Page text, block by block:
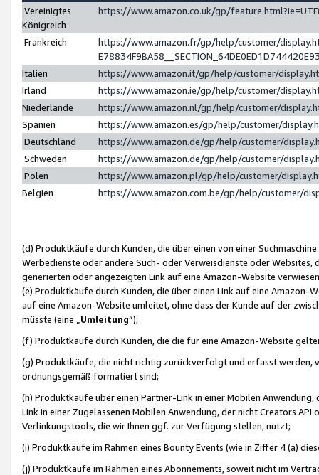
Vereinigtes
Königreich
https://www.amazon.co.uk/gp/
Frankreich
https://www.amazon.fr/gp/help/customer/
Italien
https://www.amazon.it/gp/help/customer/
Irland
https://www.amazon.ie/gp/help/customer/
Niederlande
https://www.amazon.nl/gp/help/customer/
Spanien
https://www.amazon.es/gp/help/customer/
Deutschland
https://www.amazon.de/gp/help/customer/
Schweden
https://www.amazon.de/gp/help/customer/
Polen
https://www.amazon.pl/gp/help/customer/
Belgien
https://www.amazon.com.be/gp/help/customer/
(d) Produktkäufe durch Kunden, die über einen von einer
Werbedienste oder andere Such- oder Verweisdienste oder Websites,
generierten oder angezeigten Link auf eine Amazon-Website
(e) Produktkäufe durch Kunden, die über einen Link auf eine
auf eine Amazon-Website umleitet, ohne dass der Kunde auf der
müsste (eine „ Umleitung“);
(f) Produktkäufe durch Kunden, die die für eine Amazon-Website
(g) Produktkäufe, die nicht richtig zurückverfolgt und erfasst werden,
ordnungsgemäß formatiert sind;
(h) Produktkäufe über einen Partner-Link in einer Mobilen
Link in einer Zugelassenen Mobilen Anwendung, der nicht Creators
Verlinkungstools, die wir Ihnen ggf. zur Verfügung stellen, nutzt;
(i) Produktkäufe im Rahmen eines Bounty Events (wie in Ziffer 4 (a)
(j) Produktkäufe im Rahmen eines Abonnements, soweit nicht im